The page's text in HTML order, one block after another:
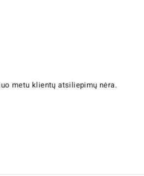
metu klientų atsiliepimų nėra.